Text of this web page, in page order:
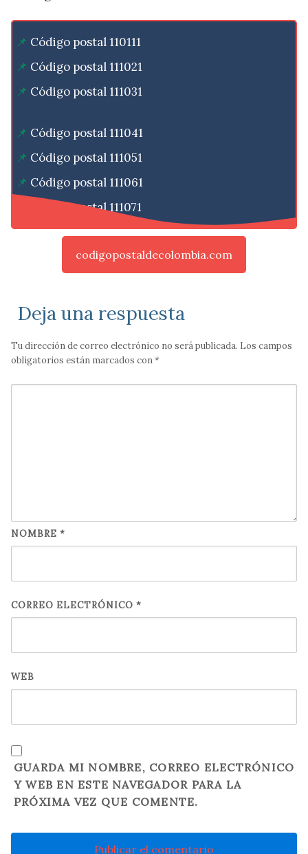
Código postal 110111
Código postal 111021
Código postal 111031
Código postal 111041
Código postal 111051
Código postal 111061
Código postal 111071
codigopostaldecolombia.com
Deja una respuesta
Tu dirección de correo electrónico no será publicada. Los campos
obligatorios están marcados con*
NOMBRE *
CORREO ELECTRÓNICO *
WEB
GUARDA MI NOMBRE, CORREO ELECTRÓNICO
Y WEB EN ESTE NAVEGADOR PARA LA
PRÓXIMA VEZ QUE COMENTE.